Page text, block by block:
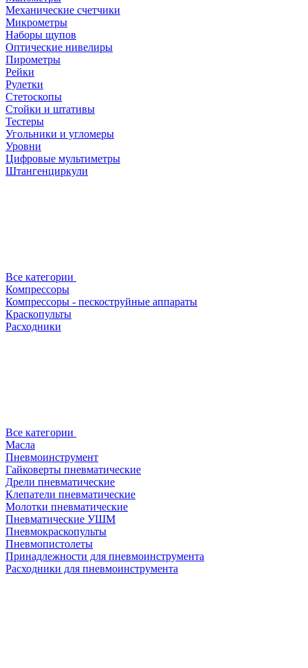
Механические счетчики
Микрометры
Наборы щупов
Оптические нивелиры
Пирометры
Рейки
Рулетки
Стетоскопы
Стойки и штативы
Тестеры
Угольники и угломеры
Уровни
Цифровые мультиметры
Штангенциркули
Все категории
Компрессоры
Компрессоры - пескоструйные аппараты
Краскопульты
Расходники
Все категории
Масла
Пневмоинструмент
Гайковерты пневматические
Дрели пневматические
Клепатели пневматические
Молотки пневматические
Пневматические УШМ
Пневмокраскопульты
Пневмопистолеты
Принадлежности для пневмоинструмента
Расходники для пневмоинструмента